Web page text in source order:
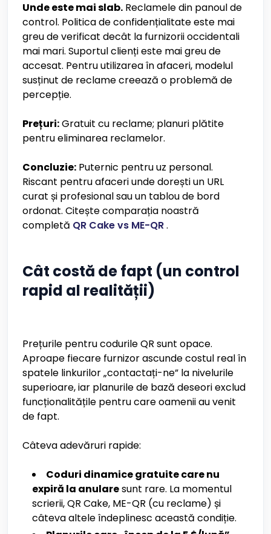
Unde este mai slab. Reclamele din panoul de
control. Politica de confidențialitate este mai
greu de verificat decât la furnizorii occidentali
mai mari. Suportul clienți este mai greu de
accesat. Pentru utilizarea în afaceri, modelul
susținut de reclame creează o problemă de
percepție.
Prețuri:Gratuit cu reclame; planuri plătite
pentru eliminarea reclamelor.
Concluzie: Puternic pentru uz personal.
Riscant pentru afaceri unde dorești un URL
curat și profesional sau un tablou de bord
ordonat. Citește comparația noastră
completă QR Cake vs ME-QR.
Cât costă de fapt (un control
rapid al realității)
Prețurile pentru codurile QR sunt opace.
Aproape fiecare furnizor ascunde costul real în
spatele linkurilor „contactați-ne” la nivelurile
superioare, iar planurile de bază deseori exclud
funcționalitățile pentru care oamenii au venit
de fapt.
Câteva adevăruri rapide:
Coduri dinamice gratuite care nu
expiră la anularesunt rare. La momentul
scrierii, QR Cake, ME-QR (cu reclame) și
câteva altele îndeplinesc această condiție.